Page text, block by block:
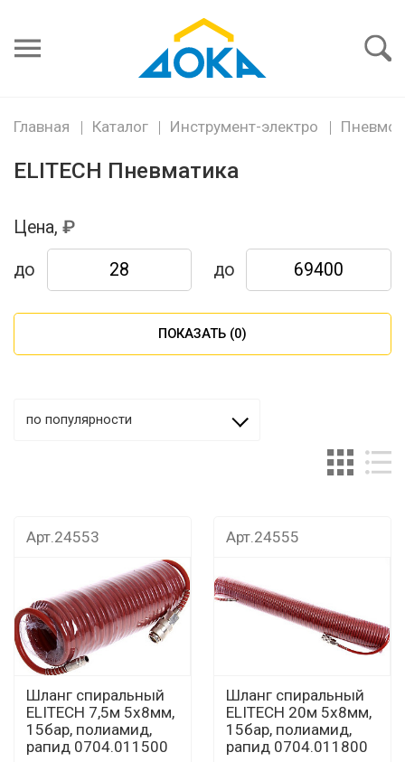
пароль
Главная Каталог Инструмент-электро
ELITECH Пневматика
Цена,
до до
ПОКАЗАТЬ (0)
по популярности
Арт.24553
Шланг спиральный
ELITECH 7,5м 5х8мм,
15бар, полиамид,
рапид 0704.011500
Арт.24555
Шланг спиральный
ELITECH 20м 5х8мм,
15бар, полиамид,
рапид 0704.011800